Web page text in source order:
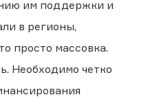
им поддержки и
в регионы,
просто массовка.
Необходимо четко